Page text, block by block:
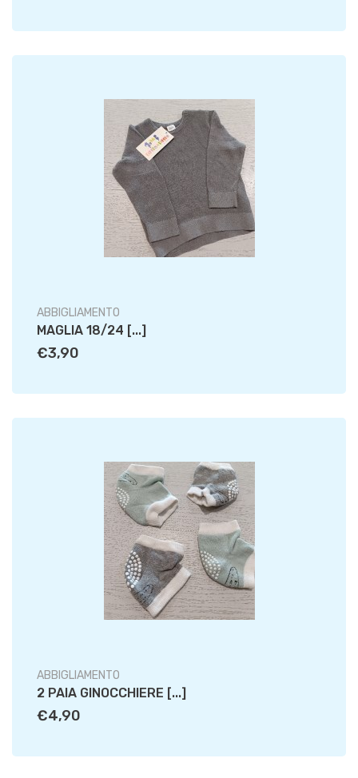
ABBIGLIAMENTO
MAGLIA 18/24 [...]
€3,90
ABBIGLIAMENTO
2 PAIA GINOCCHIERE [...]
€4,90